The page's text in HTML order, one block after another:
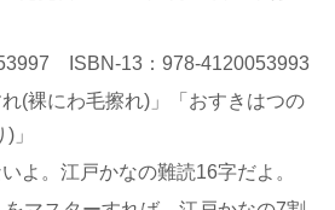
ISBN-13：978-4120053993
れ(裸にわ毛擦れ)」「おすきはつの
」
よ。江戸かなの難読16字だよ。